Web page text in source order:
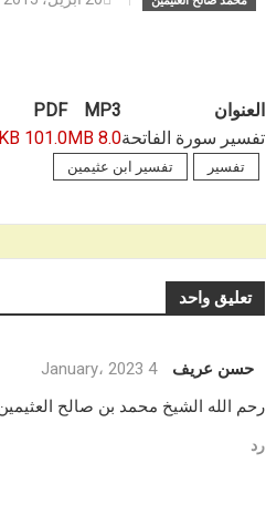
العنوان MP3
PDF
تفسير سورة الفاتحة8.0 MB
101.0 KB
تفسير تفسير ابن عثيمين
تعليق واحد
حسن عريف
4 January، 2023
رحم الله الشيخ محمد بن صالح
رد